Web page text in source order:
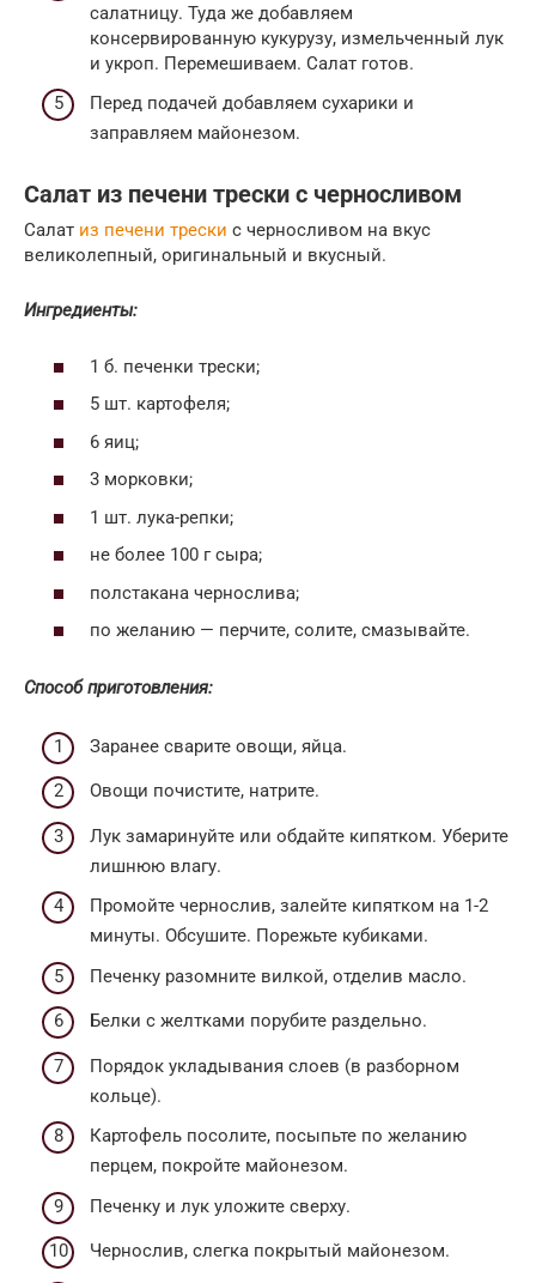
салатницу. Туда же добавляем
консервированную кукурузу, измельченный лук
и укроп. Перемешиваем. Салат готов.
Перед подачей добавляем сухарики и
заправляем майонезом.
Салат из печени трески с черносливом
Салат из печени трески с черносливом на вкус
великолепный, оригинальный и вкусный.
Ингредиенты:
1 б. печенки трески;
5 шт. картофеля;
6 яиц;
3 морковки;
1 шт. лука-репки;
не более 100 г сыра;
полстакана чернослива;
по желанию — перчите, солите, смазывайте.
Способ приготовления:
Заранее сварите овощи, яйца.
Овощи почистите, натрите.
Лук замаринуйте или обдайте кипятком. Уберите
лишнюю влагу.
Промойте чернослив, залейте кипятком на 1-2
минуты. Обсушите. Порежьте кубиками.
Печенку разомните вилкой, отделив масло.
Белки с желтками порубите раздельно.
Порядок укладывания слоев (в разборном
кольце).
Картофель посолите, посыпьте по желанию
перцем, покройте майонезом.
Печенку и лук уложите сверху.
Чернослив, слегка покрытый майонезом.